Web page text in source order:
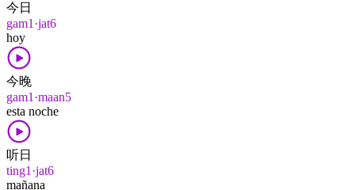
今日
gam1·jat6
hoy
今晚
gam1·maan5
esta noche
听日
ting1·jat6
mañana